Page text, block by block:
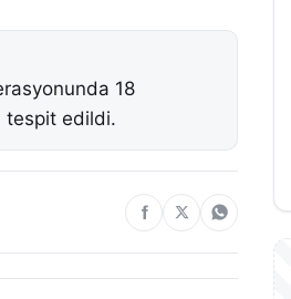
18
tespit edildi.